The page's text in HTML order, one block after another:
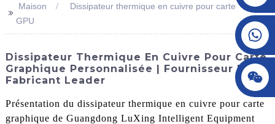
+86 18145770882
+86 18145770882
>>
Maison
Dissipateur thermique en cuivre pour carte
GPU
Dissipateur Thermique En Cuivre Pour Carte
Graphique Personnalisée | Fournisseur Et
Fabricant Leader
Présentation du dissipateur thermique en cuivre pour carte
graphique de Guangdong LuXing Intelligent Equipment